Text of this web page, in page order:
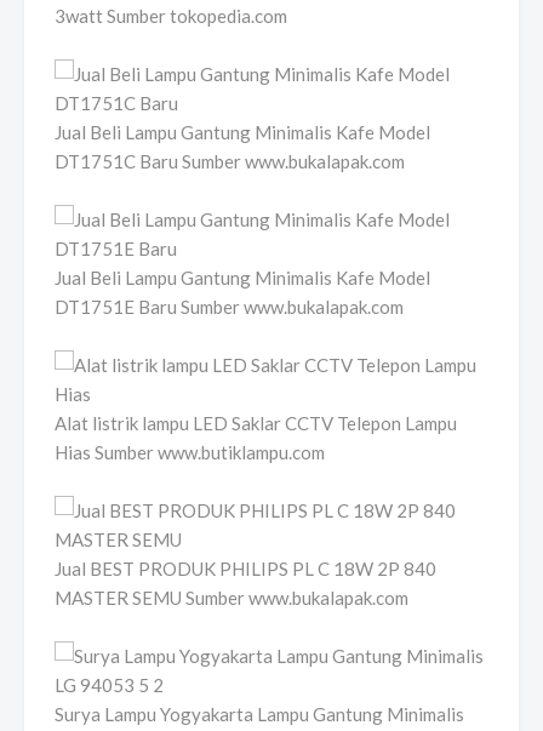
3watt Sumber tokopedia.com
Jual Beli Lampu Gantung Minimalis Kafe Model
DT1751C Baru Sumber www.bukalapak.com
Jual Beli Lampu Gantung Minimalis Kafe Model
DT1751E Baru Sumber www.bukalapak.com
Alat listrik lampu LED Saklar CCTV Telepon Lampu
Hias Sumber www.butiklampu.com
Jual BEST PRODUK PHILIPS PL C 18W 2P 840
MASTER SEMU Sumber www.bukalapak.com
Surya Lampu Yogyakarta Lampu Gantung Minimalis